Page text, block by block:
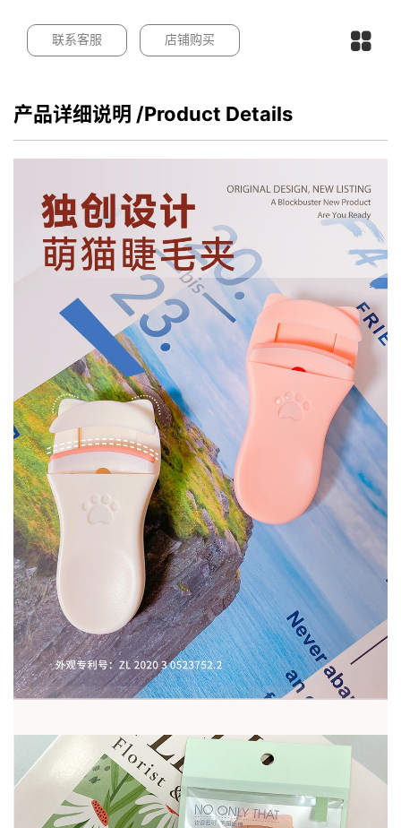
联系客服 店铺购买
产品详细说明 /Product Details